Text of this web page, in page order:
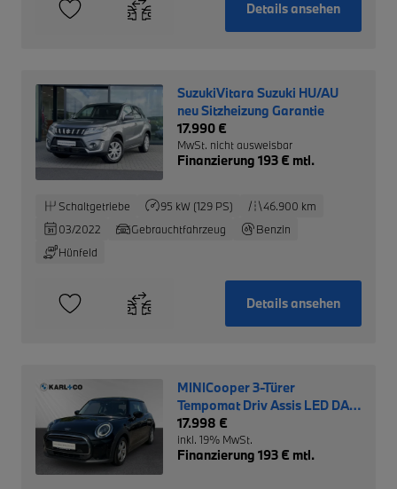
Details ansehen
SuzukiVitara Suzuki HU/AU
neu Sitzheizung Garantie
17.990 €
MwSt. nicht ausweisbar
Finanzierung 193 € mtl.
Schaltgetriebe 95 kW (129 PS)
46.900 km
03/2022
Gebrauchtfahrzeug
Benzin
Hünfeld
Details ansehen
MINICooper 3-Türer
Tempomat Driv Assis LED DAB
SHZ
17.998 €
inkl. 19% MwSt.
Finanzierung 193 € mtl.